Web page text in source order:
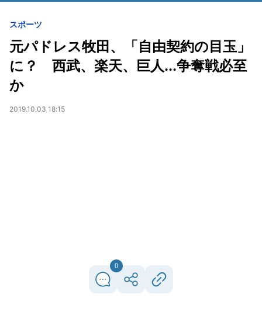
スポーツ
元パドレス牧田、「自由契約の目玉」
に？ 西武、楽天、巨人...争奪戦必至
か
2019.10.03 18:15
0